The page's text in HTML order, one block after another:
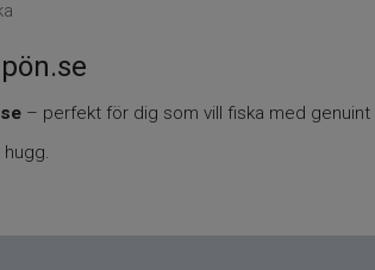
– perfekt för dig som vill fiska med genuint